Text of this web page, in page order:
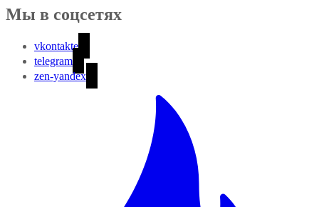
Мы в соцсетях
vkontakte
telegram
zen-yandex